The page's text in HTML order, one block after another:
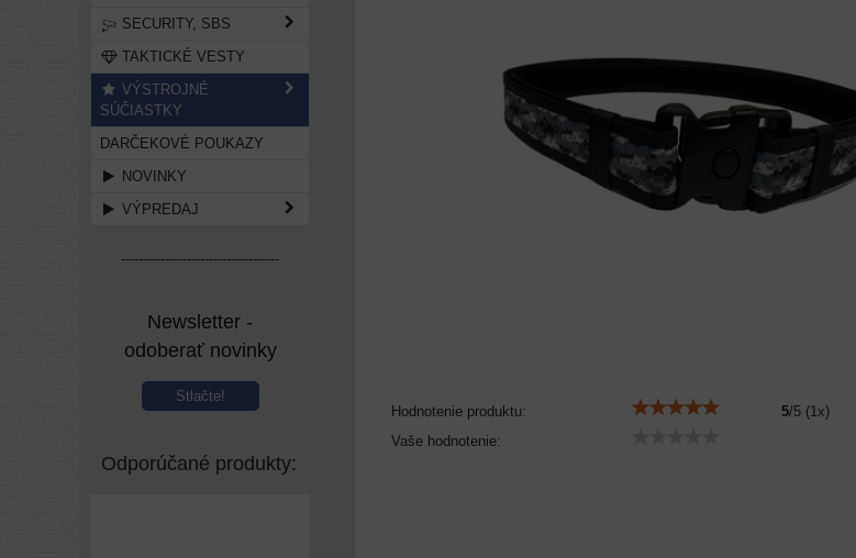
Hodnotenie produktu: 5/5 (1x)
Vaše hodnotenie:
SECURITY, SBS
TAKTICKÉ VESTY
VÝSTROJNÉ
SÚČIASTKY
DARČEKOVÉ POUKAZY
NOVINKY
VÝPREDAJ
------------------------------------
Newsletter -
odoberať novinky
Stlačte!
Odporúčané produkty: